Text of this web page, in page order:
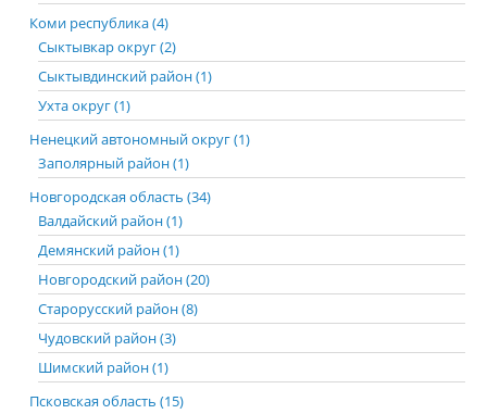
Коми республика (4)
Сыктывкар округ (2)
Сыктывдинский район (1)
Ухта округ (1)
Ненецкий автономный округ (1)
Заполярный район (1)
Новгородская область (34)
Валдайский район (1)
Демянский район (1)
Новгородский район (20)
Старорусский район (8)
Чудовский район (3)
Шимский район (1)
Псковская область (15)